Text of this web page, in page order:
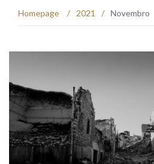
Homepage / 2021 / Novembro